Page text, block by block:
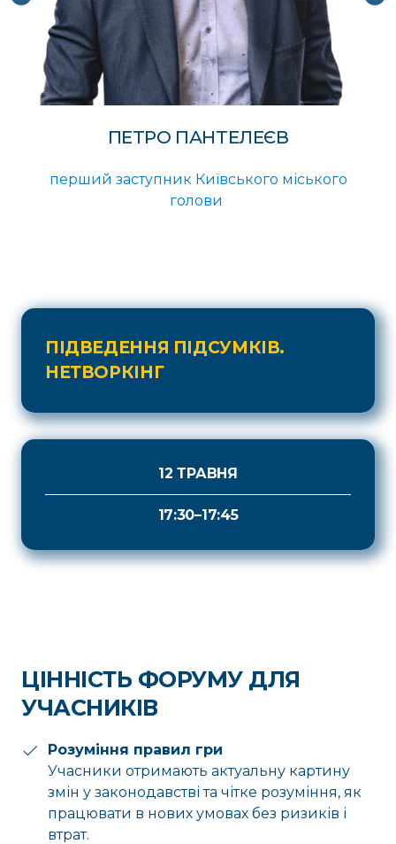
ПЕТРО ПАНТЕЛЕЄВ
перший заступник Київського міського
голови
ПІДВЕДЕННЯ ПІДСУМКІВ.
НЕТВОРКІНГ
12 ТРАВНЯ
17:30–17:45
ЦІННІСТЬ ФОРУМУ ДЛЯ
УЧАСНИКІВ
Розуміння правил гри
Учасники отримають актуальну картину
змін у законодавстві та чітке розуміння, як
працювати в нових умовах без ризиків і
втрат.